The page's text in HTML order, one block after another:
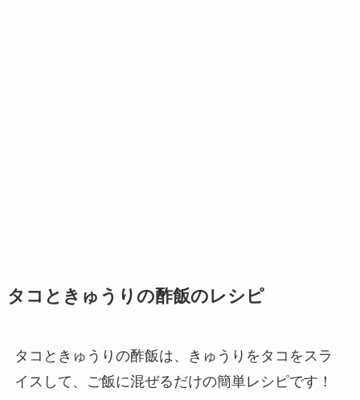
タコときゅうりの酢飯のレシピ
タコときゅうりの酢飯は、きゅうりをタコをスラ
イスして、ご飯に混ぜるだけの簡単レシピです！